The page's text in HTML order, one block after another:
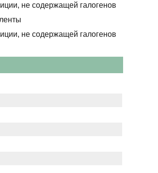
не содержащей галогенов
не содержащей галогенов